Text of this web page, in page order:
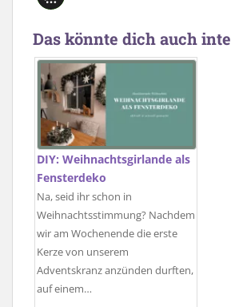
Das könnte dich auch
DIY: Weihnachtsgirlande als
Fensterdeko
Na, seid ihr schon in
Weihnachtsstimmung? Nachdem
wir am Wochenende die erste
Kerze von unserem
Adventskranz anzünden durften,
auf einem…